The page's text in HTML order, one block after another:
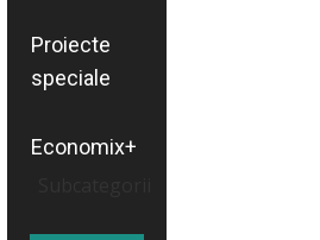
Proiecte
speciale
Economix+